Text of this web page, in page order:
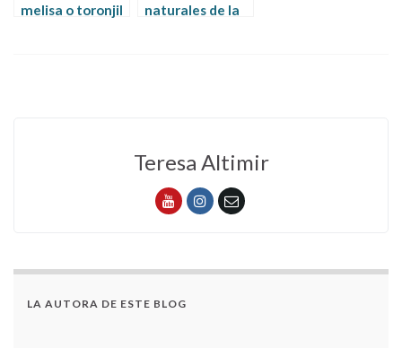
melisa o toronjil
naturales de la
Teresa Altimir
LA AUTORA DE ESTE BLOG